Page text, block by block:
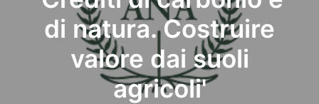
UPL PER TE
ENTRA
di natura. Costruire
valore dai suoli
agricoli'